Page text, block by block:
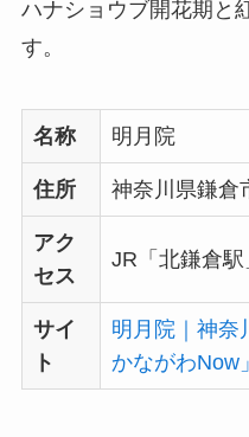
ハナショウブ開花期と
す。
名称 明月院
住所 神奈川県鎌倉
アク
セス
JR「北鎌倉
サイ
ト
明月院｜神奈
かながわNow」